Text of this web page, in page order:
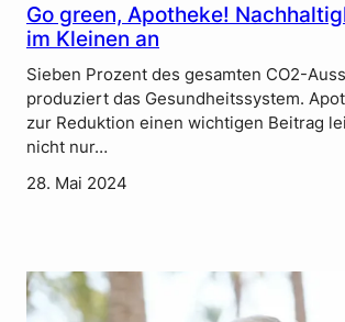
Go green, Apotheke!
im Kleinen an
Sieben Prozent des gesamten CO2-
produziert das Gesundheitssystem.
zur Reduktion einen wichtigen Beitrag
nicht nur…
28. Mai 2024